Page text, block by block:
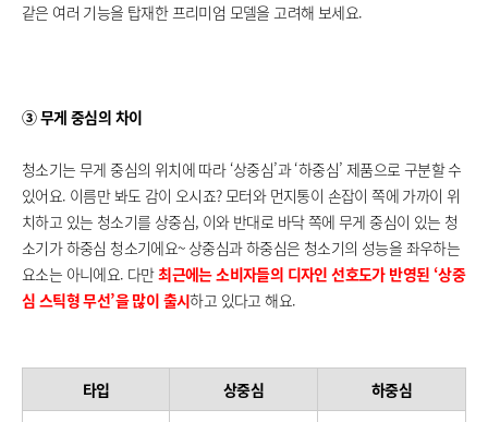
같은 여러 기능을 탑재한 프리미엄 모델을 고려해 보세요.
③ 무게 중심의 차이
청소기는 무게 중심의 위치에 따라 ‘상중심’과 ‘하중심’ 제품으로 구분할 수
있어요. 이름만 봐도 감이 오시죠? 모터와 먼지통이 손잡이 쪽에 가까이 위
치하고 있는 청소기를 상중심, 이와 반대로 바닥 쪽에 무게 중심이 있는 청
소기가 하중심 청소기에요~ 상중심과 하중심은 청소기의 성능을 좌우하는
요소는 아니에요. 다만최근에는 소비자들의 디자인 선호도가 반영된 ‘상중
심 스틱형 무선’을 많이 출시하고 있다고 해요.
타입 상중심 하중심